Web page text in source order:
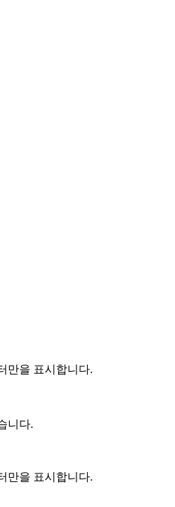
만을 표시합니다.
니다.
만을 표시합니다.